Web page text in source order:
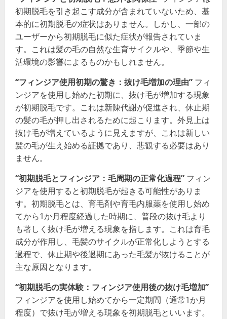
初期脱毛を引き起こす成分が含まれていないため、基
本的に初期脱毛の症状はありません。しかし、一部の
ユーザーから初期脱毛に似た症状が報告されていま
す。これは髪の毛の自然な生育サイクルや、季節や生
活環境の影響によるものかもしれません。
“フィンジア使用初期の驚き：抜け毛増加の理由” フィ
ンジアを使用し始めた初期に、抜け毛が増加する現象
が初期脱毛です。これは新陳代謝が促進され、休止期
の髪の毛が押し出されるために起こります。外見上は
抜け毛が増えているように見えますが、これは新しい
髪の毛が生え始める証拠であり、悲観する必要はあり
ません。
“初期脱毛とフィンジア：毛周期の正常化過程” フィン
ジアを使用すると初期脱毛が起きる可能性がありま
す。初期脱毛とは、育毛剤や育毛内服薬を使用し始め
てから1か月程度経過した時期に、普段の抜け毛より
も著しく抜け毛が増える現象を指します。これは育毛
成分が作用し、毛髪のサイクルが正常化しようとする
過程で、休止期や後退期にあった毛髪が抜けることが
主な原因となります。
“初期脱毛の実体験：フィンジア使用後の抜け毛増加”
フィンジアを使用し始めてから一定期間（通常1か月
程度）で抜け毛が増える現象を初期脱毛といいます。